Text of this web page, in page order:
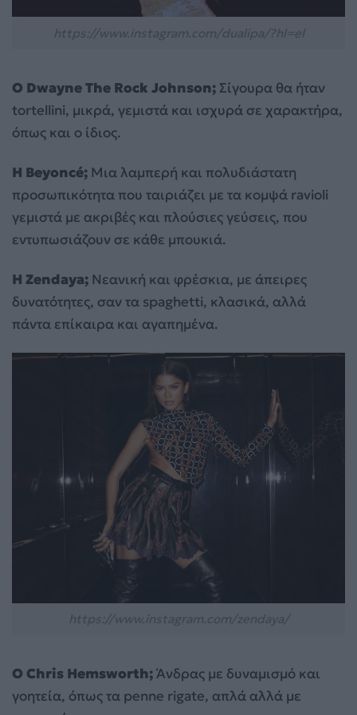
Ο Dwayne The Rock Johnson; Σίγουρα θα ήταν
tortellini, μικρά, γεμιστά και ισχυρά σε χαρακτήρα,
όπως και ο ίδιος.
Η Beyoncé; Μια λαμπερή και πολυδιάστατη
προσωπικότητα που ταιριάζει με τα κομψά ravioli
γεμιστά με ακριβές και πλούσιες γεύσεις, που
εντυπωσιάζουν σε κάθε μπουκιά.
Η Zendaya; Νεανική και φρέσκια, με άπειρες
δυνατότητες, σαν τα spaghetti, κλασικά, αλλά
πάντα επίκαιρα και αγαπημένα.
Ο Chris Hemsworth;Άνδρας με δυναμισμό και
γοητεία, όπως τα penne rigate, απλά αλλά με